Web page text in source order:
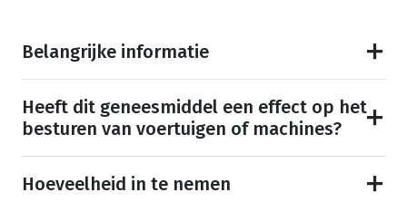
Belangrijke informatie
Heeft dit geneesmiddel een effect op het
besturen van voertuigen of machines?
Hoeveelheid in te nemen